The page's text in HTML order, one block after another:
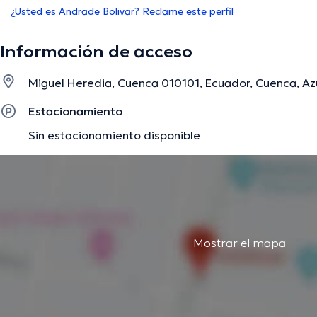
¿Usted es Andrade Bolivar? Reclame este perfil
Información de acceso
Miguel Heredia, Cuenca 010101, Ecuador, Cuenca,
Estacionamiento
Sin estacionamiento disponible
Mostrar el mapa